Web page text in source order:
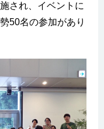
され、イベントに
50名の参加があり